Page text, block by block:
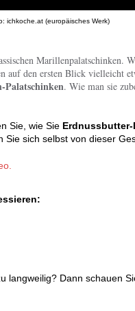
ichkoche.at (europäisches Werk)
Marillenpalatschinken.
auf den ersten Blick vielleicht
Palatschinken. Wie man sie
Sie, wie Sie
sich selbst von dieser
langweilig? Dann schauen